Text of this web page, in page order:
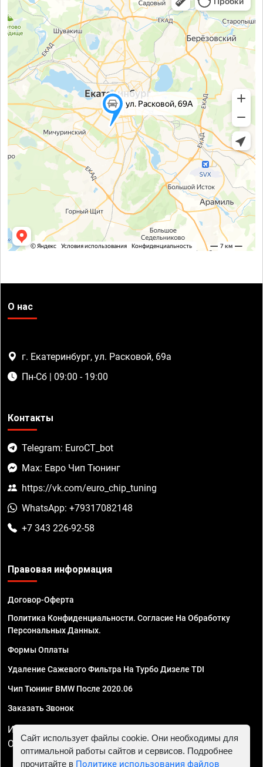
О нас
г. Екатеринбург, ул. Расковой, 69а
Пн-Сб | 09:00 - 19:00
Контакты
Telegram: EuroCT_bot
Max: Евро Чип Тюнинг
https://vk.com/euro_chip_tuning
WhatsApp: +79317082148
+7 343 226-92-58
Правовая информация
Договор-Оферта
Политика Конфиденциальности. Согласие На Обработку
Персональных Данных.
Формы Оплаты
Удаление Сажевого Фильтра На Турбо Дизеле TDI
Чип Тюнинг BMW После 2020.06
Заказать Звонок
ИП Смирнов Георгий Павлович. ИНН 781302555843,
ОГРНИП 324470400032610
Сайт использует файлы cookie. Они необходимы для
оптимальной работы сайтов и сервисов. Подробнее
прочитайте в Политике использования файлов